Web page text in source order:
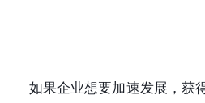
如果企业想要加速发展，获